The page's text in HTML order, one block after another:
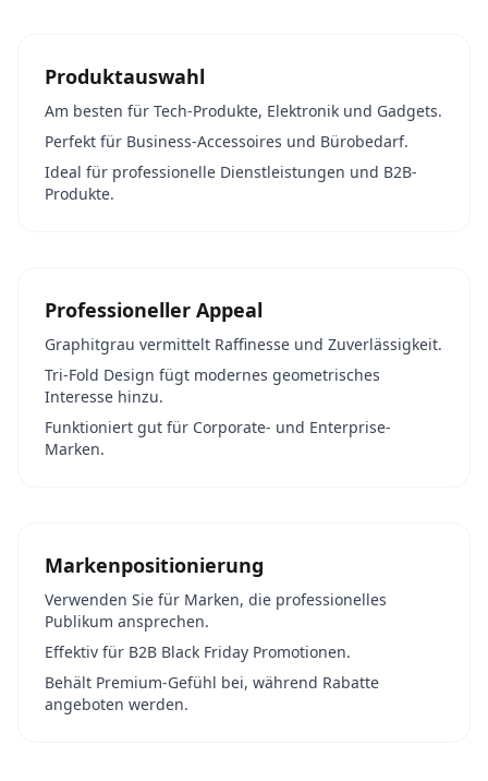
Produktauswahl
Am besten für Tech-Produkte, Elektronik und Gadgets.
Perfekt für Business-Accessoires und Bürobedarf.
Ideal für professionelle Dienstleistungen und B2B-
Produkte.
Professioneller Appeal
Graphitgrau vermittelt Raffinesse und Zuverlässigkeit.
Tri-Fold Design fügt modernes geometrisches
Interesse hinzu.
Funktioniert gut für Corporate- und Enterprise-
Marken.
Markenpositionierung
Verwenden Sie für Marken, die professionelles
Publikum ansprechen.
Effektiv für B2B Black Friday Promotionen.
Behält Premium-Gefühl bei, während Rabatte
angeboten werden.